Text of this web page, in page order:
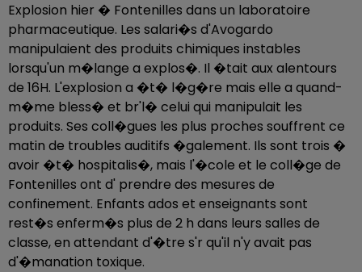
Explosion hier � Fontenilles dans un laboratoire
pharmaceutique. Les salari�s d'Avogardo
manipulaient des produits chimiques instables
lorsqu'un m�lange a explos�. Il �tait aux alentours
de 16H. L'explosion a �t� l�g�re mais elle a quand-
m�me bless� et br'l� celui qui manipulait les
produits. Ses coll�gues les plus proches souffrent ce
matin de troubles auditifs �galement. Ils sont trois �
avoir �t� hospitalis�, mais l'�cole et le coll�ge de
Fontenilles ont d' prendre des mesures de
confinement. Enfants ados et enseignants sont
rest�s enferm�s plus de 2 h dans leurs salles de
classe, en attendant d'�tre s'r qu'il n'y avait pas
d'�manation toxique.